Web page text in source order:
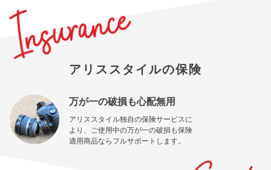
アリススタイルの保険
万が一の破損も心配無用
アリススタイル独自の保険サービスに
より、ご使用中の万が一の破損も保険
適用商品ならフルサポートします。